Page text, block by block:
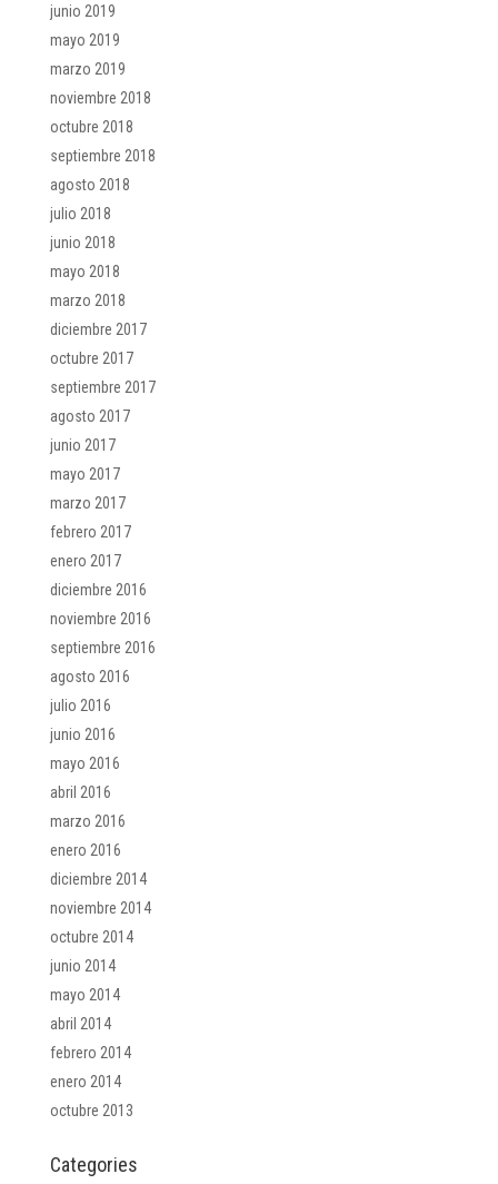
junio 2019
mayo 2019
marzo 2019
noviembre 2018
octubre 2018
septiembre 2018
agosto 2018
julio 2018
junio 2018
mayo 2018
marzo 2018
diciembre 2017
octubre 2017
septiembre 2017
agosto 2017
junio 2017
mayo 2017
marzo 2017
febrero 2017
enero 2017
diciembre 2016
noviembre 2016
septiembre 2016
agosto 2016
julio 2016
junio 2016
mayo 2016
abril 2016
marzo 2016
enero 2016
diciembre 2014
noviembre 2014
octubre 2014
junio 2014
mayo 2014
abril 2014
febrero 2014
enero 2014
octubre 2013
Categories